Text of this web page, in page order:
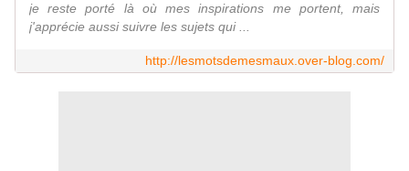
je reste porté là où mes inspirations me portent, mais
j'apprécie aussi suivre les sujets qui ...
http://lesmotsdemesmaux.over-blog.com/